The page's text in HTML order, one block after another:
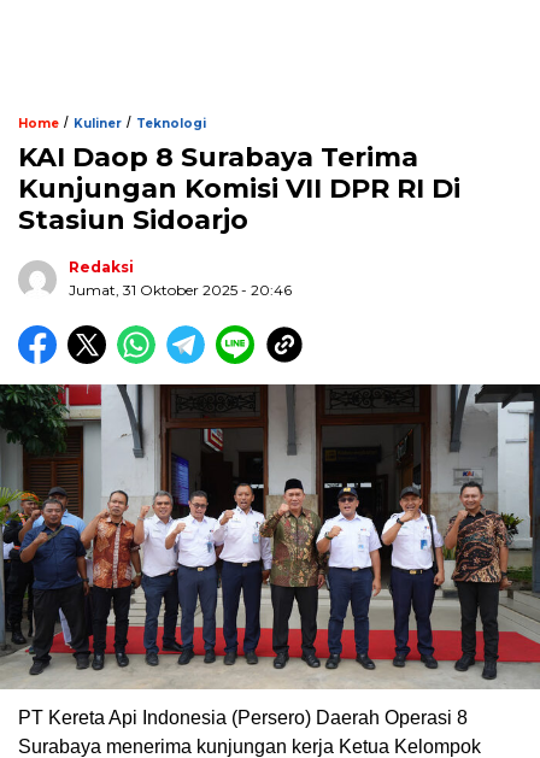
Home / Kuliner / Teknologi
KAI Daop 8 Surabaya Terima
Kunjungan Komisi VII DPR RI Di
Stasiun Sidoarjo
Redaksi
Jumat, 31 Oktober 2025 - 20:46
PT Kereta Api Indonesia (Persero) Daerah Operasi 8
Surabaya menerima kunjungan kerja Ketua Kelompok